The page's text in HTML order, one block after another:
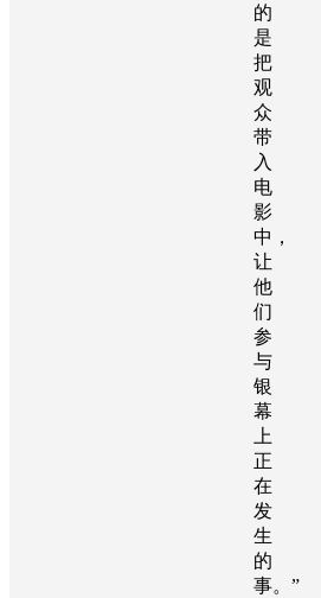
的
是
把
观
众
带
入
电
影
中，
让
他
们
参
与
银
幕
上
正
在
发
生
的
事。”